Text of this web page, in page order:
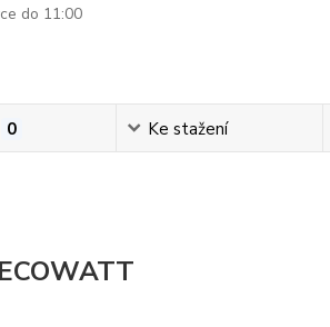
do 11:00
0 Ke stažení